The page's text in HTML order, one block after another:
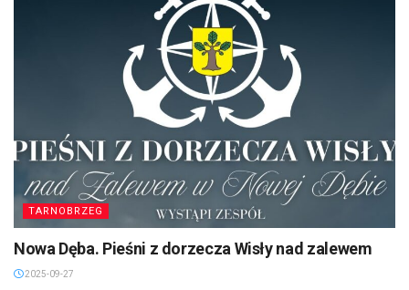
TARNOBRZEG
Nowa Dęba. Pieśni z dorzecza Wisły nad zalewem
2025-09-27